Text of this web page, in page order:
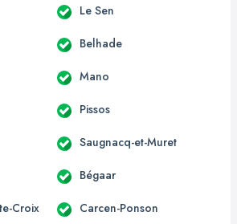
Le Sen
Belhade
Mano
Pissos
Saugnacq-et-Muret
Bégaar
Croix Carcen-Ponson